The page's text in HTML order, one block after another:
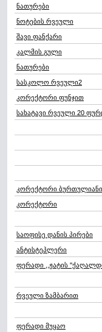
ნათურები
ნოტების რვეული
შავი ფანქარი
კალმის გული
ნათურები
სასკოლო რვეული2
კორექტორი ფუნჯით
სახატავი რვეული 20
კორექტორი ბურთულიანი
კორექტორი
საოფისე დანის პირები
ანტისტეპლერი
ფერადი ,,ჟატის
რვეული ზამბარით
ფერადი მუყაო